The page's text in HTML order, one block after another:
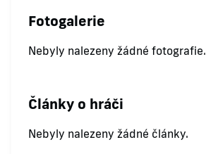
Fotogalerie
Nebyly nalezeny žádné fotografie.
Články o hráči
Nebyly nalezeny žádné články.